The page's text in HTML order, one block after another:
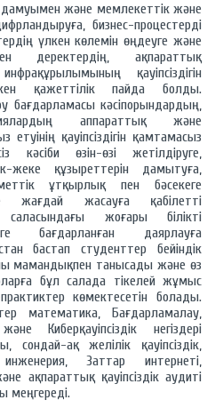
және мемлекеттік және
бизнес-процестерді
үлкен көлемін өңдеуге және
деректердің, ақпараттық
қауіпсіздігін
қажеттілік пайда болды.
бағдарламасы кәсіпорындардың,
аппараттық және
қауіпсіздігін қамтамасыз
кәсіби өзін-өзі жетілдіруге,
жеке құзыреттерін дамытуға,
ұтқырлық пен бәсекеге
жағдай жасауға қабілетті
саласындағы жоғары білікті
бағдарланған даярлауға
бастап студенттер бейіндік
мамандықпен танысады және өз
бұл салада тікелей жұмыс
көмектесетін болады.
математика, Бағдарламалау,
Киберқауіпсіздік негіздері
сондай-ақ желілік қауіпсіздік,
Заттар интернеті,
ақпараттық қауіпсіздік аудиті
меңгереді.